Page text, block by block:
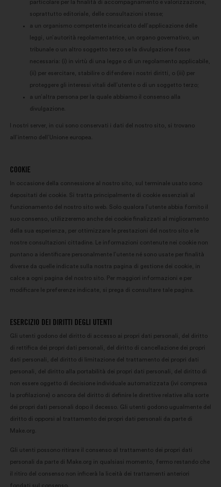
particolare per la finalità di accompagnamento e valorizzazione,
soprattutto editoriale, delle consultazioni stesse;
a un organismo competente incaricato dell’applicazione delle
leggi, un’autorità regolamentatrice, un organo governativo, un
tribunale o un altro soggetto terzo se la divulgazione fosse
necessaria: (i) in virtù di una legge o di un regolamento applicabile,
(ii) per esercitare, stabilire o difendere i nostri diritti, o (iii) per
proteggere gli interessi vitali dell’utente o di un soggetto terzo;
a un’altra persona per la quale abbiamo il consenso alla
divulgazione.
I nostri server, in cui sono conservati i dati del nostro sito, si trovano
all’interno dell’Unione europea.
COOKIE
In occasione della connessione al nostro sito, sul terminale usato sono
depositati dei cookie. Si tratta principalmente di cookie essenziali al
funzionamento del nostro sito web. Solo qualora l’utente abbia fornito il
suo consenso, utilizzeremo anche dei cookie finalizzati al miglioramento
della sua esperienza, per ottimizzare le prestazioni del nostro sito e le
nostre consultazioni cittadine. Le informazioni contenute nei cookie non
puntano a identificare personalmente l’utente né sono usate per finalità
diverse da quelle indicate sulla nostra pagina di gestione dei cookie, in
calce a ogni pagina del nostro sito. Per maggiori informazioni e per
modificare le preferenze indicate, si prega di consultare tale pagina.
ESERCIZIO DEI DIRITTI DEGLI UTENTI
Gli utenti godono del diritto di accesso ai propri dati personali, del diritto
di rettifica dei propri dati personali, del diritto di cancellazione dei propri
dati personali, del diritto di limitazione del trattamento dei propri dati
personali, del diritto alla portabilità dei propri dati personali, del diritto di
non essere oggetto di decisione individuale automatizzata (ivi compresa
la profilazione) o ancora del diritto di definire le direttive relative alla sorte
dei propri dati personali dopo il decesso. Gli utenti godono ugualmente del
diritto di opporsi al trattamento dei propri dati personali da parte di
Make.org.
Gli utenti possono ritirare il consenso al trattamento dei propri dati
personali da parte di Make.org in qualsiasi momento, fermo restando che
il ritiro del consenso non inficerà la liceità dei trattamenti anteriori
fondati sul consenso.